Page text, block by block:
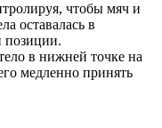
чтобы мяч и
оставалась в
позиции.
в нижней точке на
медленно принять